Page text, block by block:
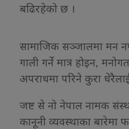
बढिरहेको छ ।
सामाजिक सञ्जालमा मन
गाली गर्ने मात्र होइन,
अपराधमा परिने कुरा
जष्ट से नो नेपाल नामक
कानूनी व्यवस्थाका